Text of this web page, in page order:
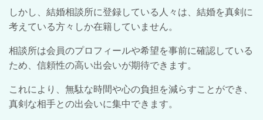
しかし、結婚相談所に登録している人々は、結婚を真剣に
考えている方々しか在籍していません。
相談所は会員のプロフィールや希望を事前に確認している
ため、信頼性の高い出会いが期待できます。
これにより、無駄な時間や心の負担を減らすことができ、
真剣な相手との出会いに集中できます。